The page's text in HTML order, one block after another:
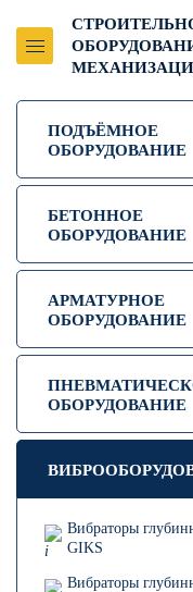
ПОДЪЁМНОЕ
ОБОРУДОВАНИЕ
БЕТОННОЕ
ОБОРУДОВАНИЕ
АРМАТУРНОЕ
ОБОРУДОВАНИЕ
ОБОРУДОВАНИЕ
Вибраторы
GIKS
Вибраторы